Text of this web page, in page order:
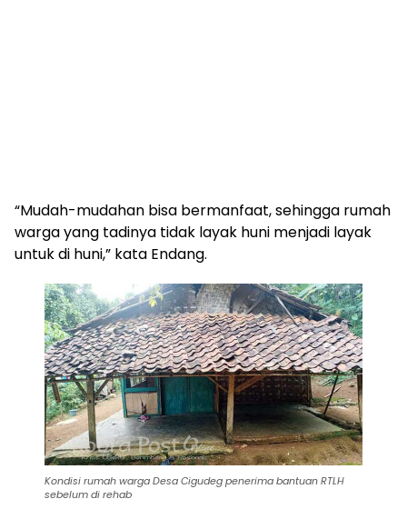
“Mudah-mudahan bisa bermanfaat, sehingga rumah
warga yang tadinya tidak layak huni menjadi layak
untuk di huni,” kata Endang.
Kondisi rumah warga Desa Cigudeg penerima bantuan RTLH
sebelum di rehab